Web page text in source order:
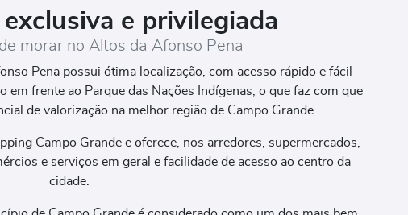
exclusiva e privilegiada
morar no Altos da Afonso Pena
Pena possui ótima localização, com acesso rápido e fácil
em frente ao Parque das Nações Indígenas, o que faz com que
de valorização na melhor região de Campo Grande.
Campo Grande e oferece, nos arredores, supermercados,
e serviços em geral e facilidade de acesso ao centro da
cidade.